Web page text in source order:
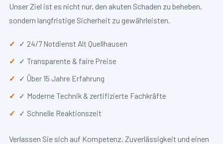
Unser Ziel ist es nicht nur, den akuten Schaden zu beheben,
sondern langfristige Sicherheit zu gewährleisten.
✓ 24/7 Notdienst Alt Quellhausen
✓ Transparente & faire Preise
✓ Über 15 Jahre Erfahrung
✓ Moderne Technik & zertifizierte Fachkräfte
✓ Schnelle Reaktionszeit
Verlassen Sie sich auf Kompetenz, Zuverlässigkeit und einen